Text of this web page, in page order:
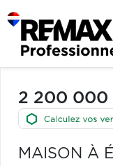
2 200 000
MAISON À